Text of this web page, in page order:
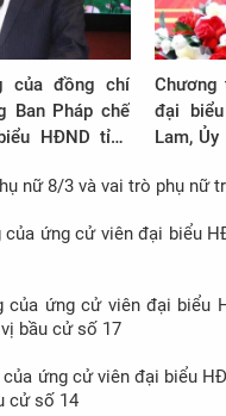
của đồng chí
Ban Pháp chế
HĐND tỉnh
Chương
đại
Lam, Ủy
bầu cử
nữ 8/3 và vai trò phụ nữ
ứng cử viên đại biểu
của ứng cử viên đại biểu
bầu cử số 17
ứng cử viên đại biểu
cử số 14